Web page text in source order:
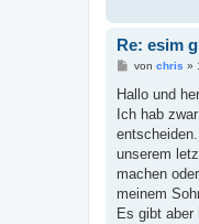
Re: esim
B
i
r
a
von chris »
Hallo und
Ich hab
unserem
machen
meinem
Es gibt